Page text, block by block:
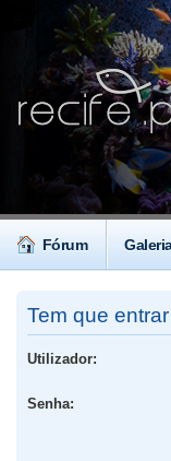
Fórum
Tem que
Utilizador:
Senha: